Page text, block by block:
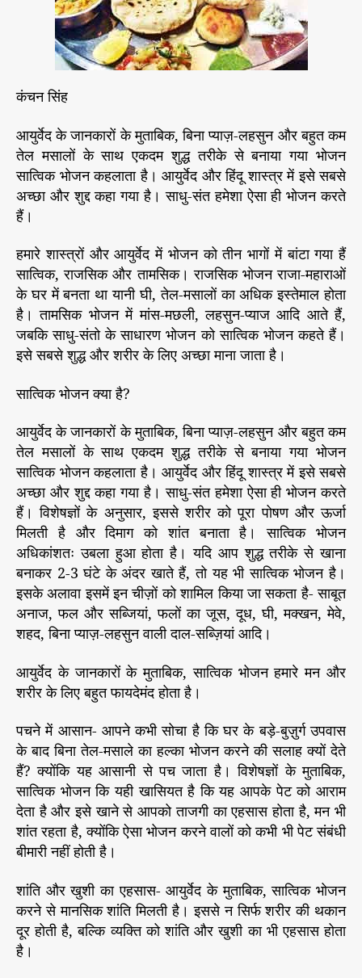
e
गों
में
बां
टा
हैं
सा
त्वि
क
,
ता
म
सि
क
कंचन सिंह
आयुर्वेद के जानकारों के मुताबिक, बिना प्याज़-लहसुन और बहुत कम
तेल मसालों के साथ एकदम शुद्ध तरीके से बनाया गया भोजन
सात्विक भोजन कहलाता है। आयुर्वेद और हिंदू शास्त्र में इसे सबसे
अच्छा और शुद्द कहा गया है। साधु-संत हमेशा ऐसा ही भोजन करते
हैं।
हमारे शास्त्रों और आयुर्वेद में भोजन को तीन भागों में बांटा गया हैं
सात्विक, राजसिक और तामसिक। राजसिक भोजन राजा-महाराओं
के घर में बनता था यानी घी, तेल-मसालों का अधिक इस्तेमाल होता
है। तामसिक भोजन में मांस-मछली, लहसुन-प्याज आदि आते हैं,
जबकि साधु-संतो के साधारण भोजन को सात्विक भोजन कहते हैं।
इसे सबसे शुद्ध और शरीर के लिए अच्छा माना जाता है।
सात्विक भोजन क्या है?
आयुर्वेद के जानकारों के मुताबिक, बिना प्याज़-लहसुन और बहुत कम
तेल मसालों के साथ एकदम शुद्ध तरीके से बनाया गया भोजन
सात्विक भोजन कहलाता है। आयुर्वेद और हिंदू शास्त्र में इसे सबसे
अच्छा और शुद्द कहा गया है। साधु-संत हमेशा ऐसा ही भोजन करते
हैं। विशेषज्ञों के अनुसार, इससे शरीर को पूरा पोषण और ऊर्जा
मिलती है और दिमाग को शांत बनाता है। सात्विक भोजन
अधिकांशतः उबला हुआ होता है। यदि आप शुद्ध तरीके से खाना
बनाकर 2-3 घंटे के अंदर खाते हैं, तो यह भी सात्विक भोजन है।
इसके अलावा इसमें इन चीज़ों को शामिल किया जा सकता है- साबूत
अनाज, फल और सब्जियां, फलों का जूस, दूध, घी, मक्खन, मेवे,
शहद, बिना प्याज़-लहसुन वाली दाल-सब्ज़ियां आदि।
आयुर्वेद के जानकारों के मुताबिक, सात्विक भोजन हमारे मन और
शरीर के लिए बहुत फायदेमंद होता है।
पचने में आसान- आपने कभी सोचा है कि घर के बड़े-बुज़ुर्ग उपवास
के बाद बिना तेल-मसाले का हल्का भोजन करने की सलाह क्यों देते
हैं? क्योंकि यह आसानी से पच जाता है। विशेषज्ञों के मुताबिक,
सात्विक भोजन कि यही खासियत है कि यह आपके पेट को आराम
देता है और इसे खाने से आपको ताजगी का एहसास होता है, मन भी
शांत रहता है, क्योंकि ऐसा भोजन करने वालों को कभी भी पेट संबंधी
बीमारी नहीं होती है।
शांति और खुशी का एहसास- आयुर्वेद के मुताबिक, सात्विक भोजन
करने से मानसिक शांति मिलती है। इससे न सिर्फ शरीर की थकान
दूर होती है, बल्कि व्यक्ति को शांति और खुशी का भी एहसास होता
है।